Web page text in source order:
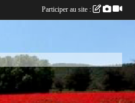
Participer au site :